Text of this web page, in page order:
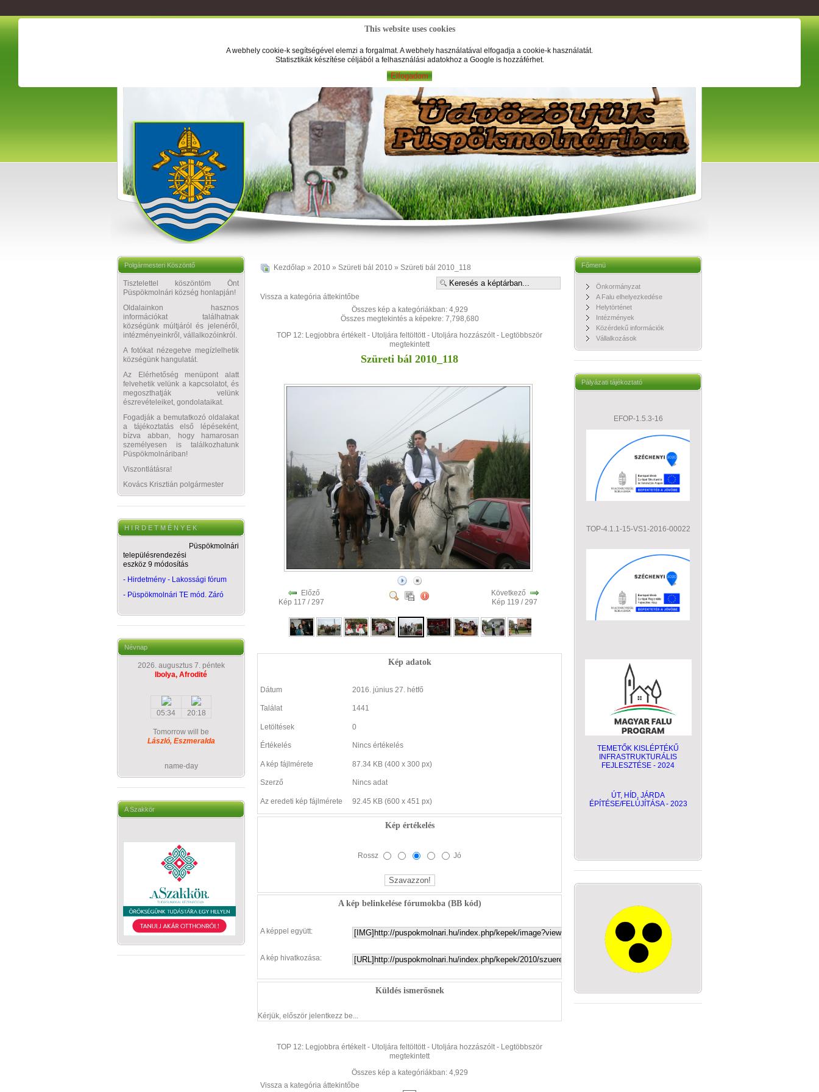
This website uses cookies
A webhely cookie-k segítségével elemzi a forgalmat. A webhely használatával elfogadja a cookie-k használatát.
Statisztikák készítése céljából a felhasználási adatokhoz a Google is hozzáférhet.
Elfogadom
Polgármesteri Köszöntő
Tisztelettel köszöntöm Önt
Püspökmolnári község honlapján!
Oldalainkon hasznos
információkat találhatnak
községünk múltjáról és jelenéről,
intézményeinkről, vállalkozóinkról.
A fotókat nézegetve megízlelhetik
községünk hangulatát.
Az Elérhetőség menüpont alatt
felvehetik velünk a kapcsolatot, és
megoszthatják velünk
észrevételeiket, gondolataikat.
Fogadják a bemutatkozó oldalakat
a tájékoztatás első lépéseként,
bízva abban, hogy hamarosan
személyesen is találkozhatunk
Püspökmolnáriban!
Viszontlátásra!
Kovács Krisztián polgármester
H I R D E T M É N Y E K
Püspökmolnári
településrendezési
eszköz 9 módosítás
- Hirdetmény - Lakossági fórum
- Püspökmolnári TE mód. Záró
Névnap
2026. augusztus 7. péntek
Ibolya, Afrodité
05:34 20:18
Tomorrow will be
László, Eszmeralda
name-day
A Szakkör
Kezdőlap » 2010 » Szüreti bál 2010 » Szüreti bál 2010_118
Vissza a kategória áttekintőbe
Összes kép a kategóriákban: 4,929
Összes megtekintés a képekre: 7,798,680
TOP 12: Legjobbra értékelt - Utoljára feltöltött - Utoljára hozzászólt - Legtöbbször
megtekintett
Szüreti bál 2010_118
Előző
Kép 117 / 297
Következő
Kép 119 / 297
Kép adatok
Dátum 2016. június 27. hétfő
Találat 1441
Letöltések 0
Értékelés Nincs értékelés
A kép fájlmérete 87.34 KB (400 x 300 px)
Szerző Nincs adat
Az eredeti kép fájlmérete 92.45 KB (600 x 451 px)
Kép értékelés
Rossz Jó
A kép belinkelése fórumokba (BB kód)
A képpel együtt:
A kép hivatkozása:
Küldés ismerősnek
Kérjük, először jelentkezz be...
TOP 12: Legjobbra értékelt - Utoljára feltöltött - Utoljára hozzászólt - Legtöbbször
megtekintett
Összes kép a kategóriákban: 4,929
Vissza a kategória áttekintőbe
Főmenü
Önkormányzat
A Falu elhelyezkedése
Helytörténet
Intézmények
Közérdekű információk
Vállalkozások
Pályázati tájékoztató
EFOP-1.5.3-16
TOP-4.1.1-15-VS1-2016-00022
TEMETŐK KISLÉPTÉKŰ
INFRASTRUKTURÁLIS
FEJLESZTÉSE - 2024
ÚT, HÍD, JÁRDA
ÉPÍTÉSE/FELÚJÍTÁSA - 2023